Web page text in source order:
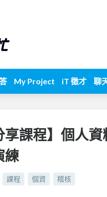
My Project iT 徵才 聊
享課程】個人
練
課程 個資 稽核